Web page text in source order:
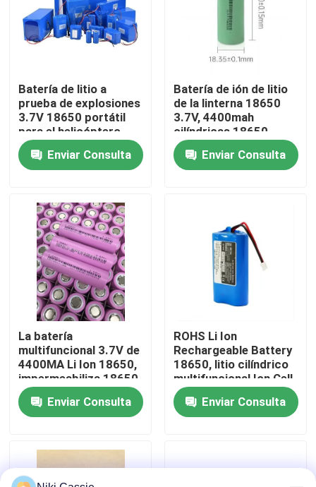
Productos
Vídeos
Sobre nosotros
Viaje de la fábrica
Control de calidad
Contacto los E.E.U.U.
Noticias
Central eléctrica portátil solar
Batería de litio a
prueba de explosiones
3.7V 18650 portátil
para el helicóptero
Enviar Consulta
Batería de ión de litio
de la linterna 18650
3.7V, 4400mah
cilíndricas 18650
células de ión de litio
Enviar Consulta
La batería
multifuncional 3.7V de
4400MA Li Ion 18650,
impermeabiliza 18650
el litio Ion Cells
Enviar Consulta
ROHS Li Ion
Rechargeable Battery
18650, litio cilíndrico
multifuncional Ion Cell
Enviar Consulta